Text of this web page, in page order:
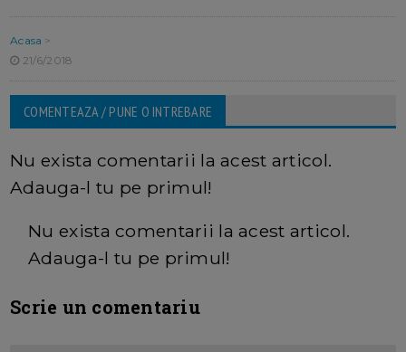
Acasa >
21/6/2018
COMENTEAZA / PUNE O INTREBARE
Nu exista comentarii la acest articol.
Adauga-l tu pe primul!
Nu exista comentarii la acest articol.
Adauga-l tu pe primul!
Scrie un comentariu